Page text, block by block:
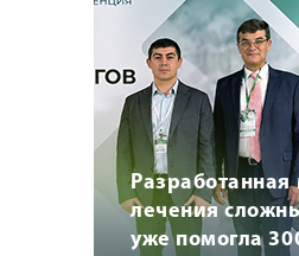
лечения
уже помогла